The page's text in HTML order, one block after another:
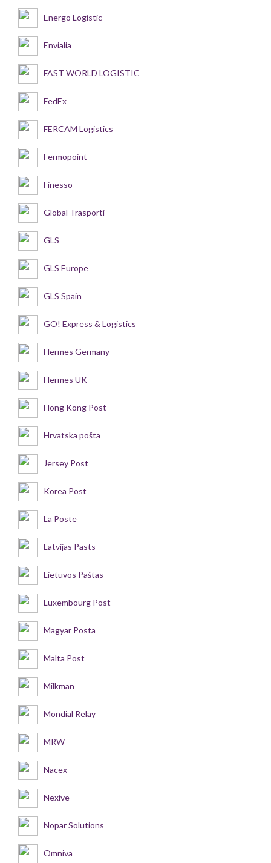
Energo Logistic
Envialia
FAST WORLD LOGISTIC
FedEx
FERCAM Logistics
Fermopoint
Finesso
Global Trasporti
GLS
GLS Europe
GLS Spain
GO! Express & Logistics
Hermes Germany
Hermes UK
Hong Kong Post
Hrvatska pošta
Jersey Post
Korea Post
La Poste
Latvijas Pasts
Lietuvos Paštas
Luxembourg Post
Magyar Posta
Malta Post
Milkman
Mondial Relay
MRW
Nacex
Nexive
Nopar Solutions
Omniva